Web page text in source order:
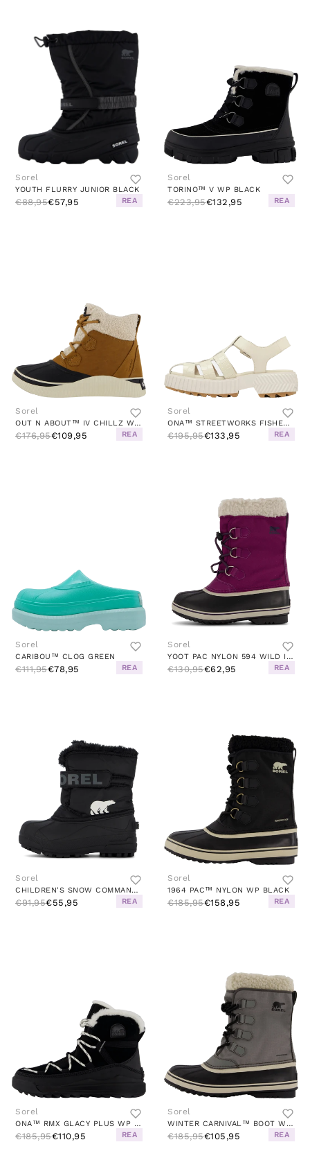
Sorel
YOUTH FLURRY JUNIOR BLACK
€88,95€57,95 REA
Sorel
TORINO™ V WP BLACK
€223,95€132,95 REA
Sorel
OUT N ABOUT™ IV CHILLZ WP BROWN
€176,95€109,95 REA
Sorel
ONA™ STREETWORKS FISHERMAN MID WHITE
€195,95€133,95 REA
Sorel
CARIBOU™ CLOG GREEN
€111,95€78,95 REA
Sorel
YOOT PAC NYLON 594 WILD IRIS, DARK PLUM
€130,95€62,95 REA
Sorel
CHILDREN'S SNOW COMMANDER BLACK, CHARCOAL
€91,95€55,95 REA
Sorel
1964 PAC™ NYLON WP BLACK
€185,95€158,95 REA
Sorel
ONA™ RMX GLACY PLUS WP BLACK
€185,95€110,95 REA
Sorel
WINTER CARNIVAL™ BOOT WP GREY
€185,95€105,95 REA